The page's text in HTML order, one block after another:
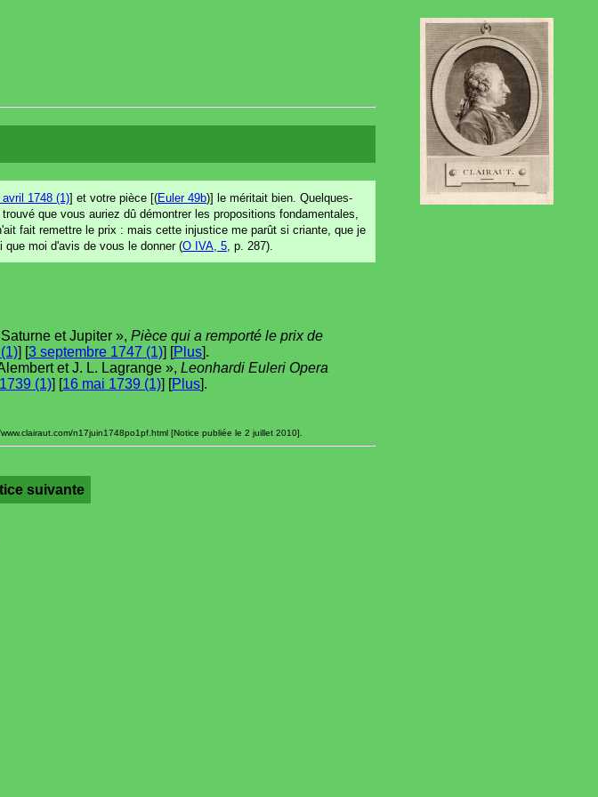
avril 1748 (1)] et votre pièce [(Euler 49b)] le méritait bien. Quelques-
que vous auriez dû démontrer les propositions fondamentales,
fait remettre le prix : mais cette injustice me parût si criante, que je
moi d'avis de vous le donner (O IVA, 5 , p. 287).
et Jupiter », Pièce qui a remporté le prix de
] [3 septembre 1747 (1)] [Plus].
et J. L. Lagrange », Leonhardi Euleri Opera
(1)] [16 mai 1739 (1)] [Plus].
n17juin1748po1pf.html [Notice publiée le 2 juillet 2010].
suivante